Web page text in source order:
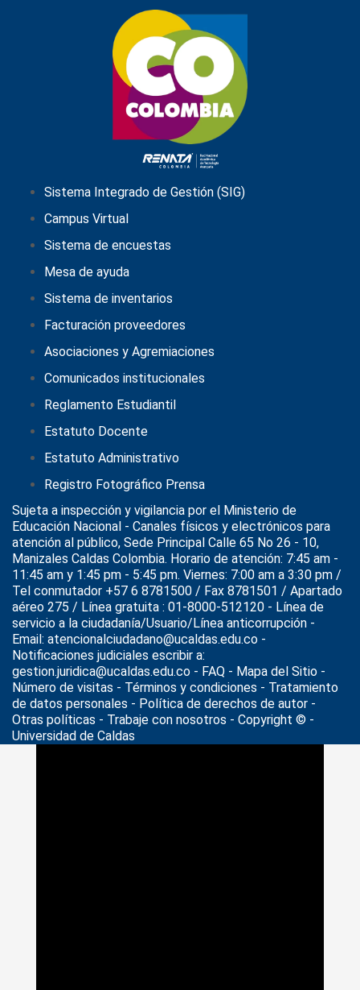
Sistema Integrado de Gestión (SIG)
Campus Virtual
Sistema de encuestas
Mesa de ayuda
Sistema de inventarios
Facturación proveedores
Asociaciones y Agremiaciones
Comunicados institucionales
Reglamento Estudiantil
Estatuto Docente
Estatuto Administrativo
Registro Fotográfico Prensa
Sujeta a inspección y vigilancia por el Ministerio de
Educación Nacional - Canales físicos y electrónicos para
atención al público, Sede Principal Calle 65 No 26 - 10,
Manizales Caldas Colombia. Horario de atención: 7:45 am -
11:45 am y 1:45 pm - 5:45 pm. Viernes: 7:00 am a 3:30 pm /
Tel conmutador +57 6 8781500 / Fax 8781501 / Apartado
aéreo 275 / Línea gratuita : 01-8000-512120 - Línea de
servicio a la ciudadanía/Usuario/Línea anticorrupción -
Email: atencionalciudadano@ucaldas.edu.co -
Notificaciones judiciales escribir a:
gestion.juridica@ucaldas.edu.co - FAQ - Mapa del Sitio -
Número de visitas - Términos y condiciones - Tratamiento
de datos personales - Política de derechos de autor -
Otras políticas - Trabaje con nosotros - Copyright © -
Universidad de Caldas